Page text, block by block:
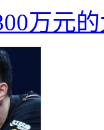
万元